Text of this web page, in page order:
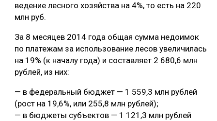
ведение лесного хозяйства на 4%, то есть на 220
млн руб.
За 8 месяцев 2014 года общая сумма недоимок
по платежам за использование лесов увеличилась
на 19% (к началу года) и составляет 2 680,6 млн
рублей, из них:
— в федеральный бюджет — 1 559,3 млн рублей
(рост на 19,6%, или 255,8 млн рублей);
— в бюджеты субъектов — 1 121,3 млн рублей